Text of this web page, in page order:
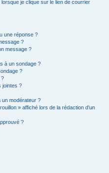
je clique sur le lien de courrier
une réponse ?
?
message ?
à un sondage ?
?
?
jointes ?
un modérateur ?
» affiché lors de la rédaction d’un
?